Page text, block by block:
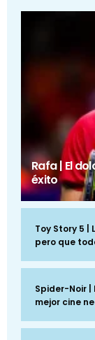
Rafa | El
éxito
Toy Story 5
pero que
Spider-Noir
mejor cine